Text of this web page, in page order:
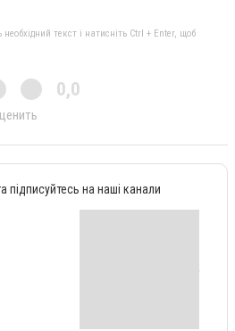
текст і натисніть Ctrl + Enter, щоб
0,0
підписуйтесь на наші канали